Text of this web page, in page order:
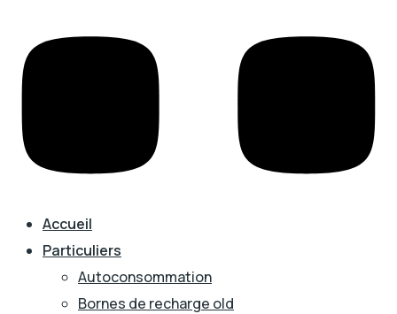
Accueil
Particuliers
Autoconsommation
Bornes de recharge old